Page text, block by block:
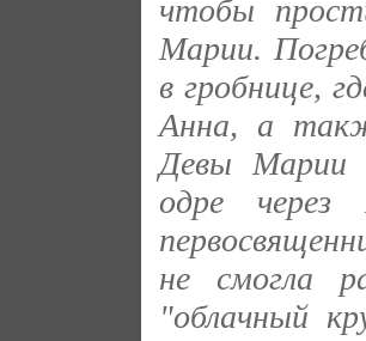
чтобы
Марии.
в гробнице,
Анна, а
Девы Марии
одре через
не смогла
"облачный